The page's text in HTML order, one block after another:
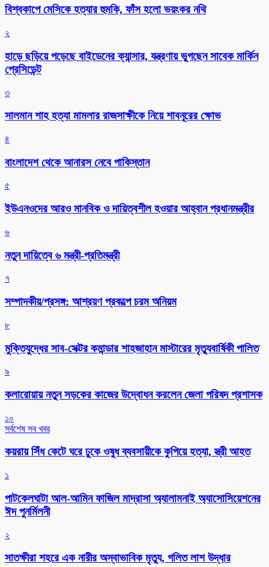
বিশ্বকাপে মেসিকে হত্যার হুমকি, ফাঁস হলো ভয়ংকর নথি
২
হাড়ে ছড়িয়ে পড়েছে বাইডেনের ক্যান্সার, যন্ত্রণায় ভুগছেন সাবেক মার্কিন
প্রেসিডেন্ট
৩
সালমান শাহ হত্যা মামলার রাজসাক্ষীকে নিয়ে শাবনূরের ক্ষোভ
৪
বাংলাদেশ থেকে আনারস নেবে পাকিস্তান
৫
ইউএনওদের আরও মানবিক ও দায়িত্বশীল হওয়ার আহ্বান প্রধানমন্ত্রীর
৬
নতুন দায়িত্বে ৬ মন্ত্রী-প্রতিমন্ত্রী
৭
সম্পাদকীয়/প্রসঙ্গ: আশ্রয়ণ প্রকল্পে চরম অনিয়ম
৮
মুক্তিযুদ্ধের সাব-সেক্টর কমান্ডার শাহজাহান মাস্টারের মৃত্যুবার্ষিকী পালিত
৯
কলারোয়ায় নতুন সড়কের কাজের উদ্বোধন করলেন জেলা পরিষদ প্রশাসক
১০
সর্বশেষ সব খবর
কয়রায় সিঁধ কেটে ঘরে ঢুকে ওষুধ ব্যবসায়ীকে কুপিয়ে হত্যা, স্ত্রী আহত
১
পাটকেলঘাটা আল-আমিন ফাজিল মাদ্রাসা অ্যালামনাই অ্যাসোসিয়েশনের
ঈদ পুনর্মিলনী
২
সাতক্ষীরা শহরে এক নারীর অস্বাভাবিক মৃত্যু, গলিত লাশ উদ্ধার